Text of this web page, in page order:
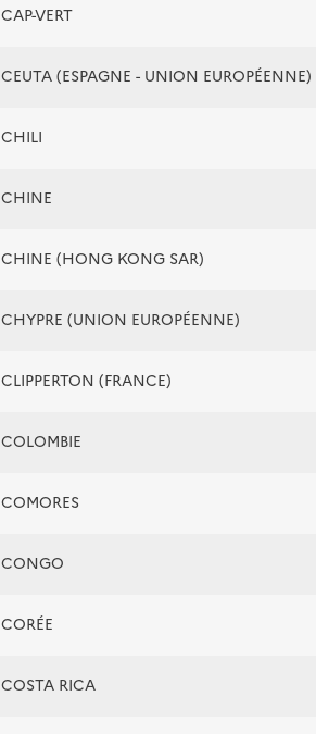
CAP-VERT
CEUTA (ESPAGNE - UNION EUROPÉENNE)
CHILI
CHINE
CHINE (HONG KONG SAR)
CHYPRE (UNION EUROPÉENNE)
CLIPPERTON (FRANCE)
COLOMBIE
COMORES
CONGO
CORÉE
COSTA RICA